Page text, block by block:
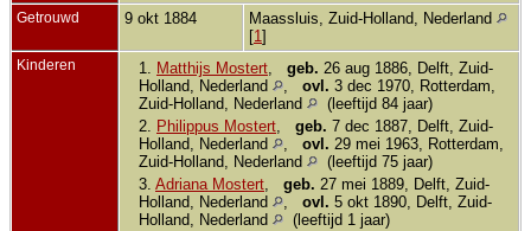
Getrouwd 9 okt 1884
Maassluis, Zuid-Holland, Nederland
[1]
Kinderen 1. Matthijs Mostert, geb. 26 aug 1886, Delft, Zuid-
Holland, Nederland
, ovl. 3 dec 1970, Rotterdam,
Zuid-Holland, Nederland
(leeftijd 84 jaar)
2. Philippus Mostert, geb. 7 dec 1887, Delft, Zuid-
Holland, Nederland
, ovl. 29 mei 1963, Rotterdam,
Zuid-Holland, Nederland
(leeftijd 75 jaar)
3. Adriana Mostert, geb. 27 mei 1889, Delft, Zuid-
Holland, Nederland
, ovl. 5 okt 1890, Delft, Zuid-
Holland, Nederland
(leeftijd 1 jaar)